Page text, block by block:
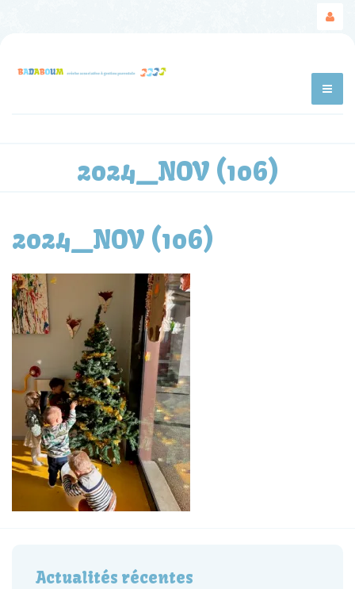
2024_NOV (106)
2024_NOV (106)
Actualités récentes